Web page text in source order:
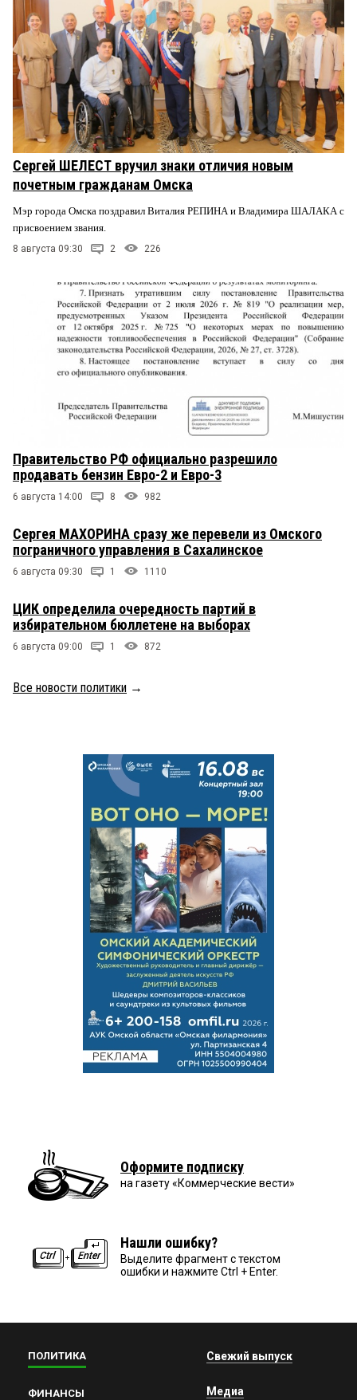
Сергей ШЕЛЕСТ вручил знаки отличия новым
почетным гражданам Омска
Мэр города Омска поздравил Виталия РЕПИНА и Владимира ШАЛАКА с
присвоением звания.
8 августа 09:30 2 226
Правительство РФ официально разрешило
продавать бензин Евро-2 и Евро-3
6 августа 14:00 8 982
Сергея МАХОРИНА сразу же перевели из Омского
пограничного управления в Сахалинское
6 августа 09:30 1 1110
ЦИК определила очередность партий в
избирательном бюллетене на выборах
6 августа 09:00 1 872
Все новости политики →
Оформите подписку
на газету «Коммерческие вести»
Нашли ошибку?
Выделите фрагмент с текстом
ошибки и нажмите Ctrl + Enter.
ПОЛИТИКА
ФИНАНСЫ
Свежий выпуск
Медиа